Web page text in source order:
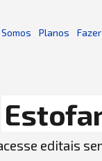
Planos
editais